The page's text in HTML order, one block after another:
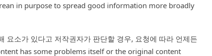
in purpose to spread good information more broadly
요소가 있다고 저작권자가 판단할 경우, 요청에 따라 언제든
has some problems itself or the original content